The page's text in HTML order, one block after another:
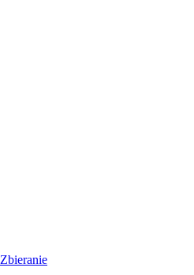
Zbieranie